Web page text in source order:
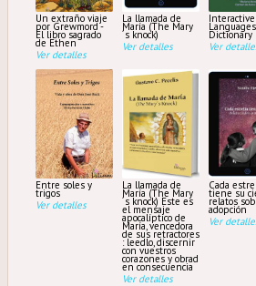
Un extraño viaje
por Grewmord -
El libro sagrado
de Ethen
Ver detalles
La llamada de
María (The Mary
´s knock)
Ver detalles
Languages
Dictionary
Ver
Entre soles y
trigos
Ver detalles
La llamada de
María (The Mary
´s knock) Este es
el mensaje
apocalíptico de
María, vencedora
de sus retractores
: leedlo, discernir
con vuestros
corazones y obrad
en consecuencia
Ver detalles
Cada
tiene su
relatos
adopción
Ver